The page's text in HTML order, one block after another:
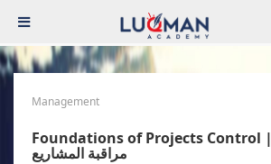
Management
Foundations of Projects Control | أسس ومهام
مراقبة المشاريع